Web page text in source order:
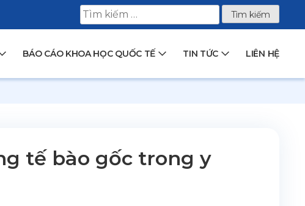
Tìm
kiếm
BÁO CÁO KHOA HỌC QUỐC TẾ TIN TỨC LIÊN HỆ
tế bào gốc trong y